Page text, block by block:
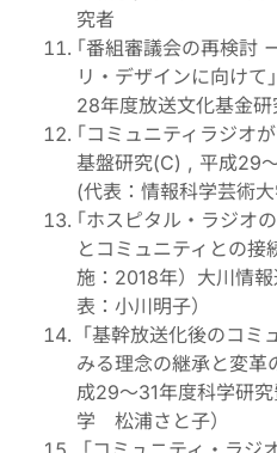
究者
｢番組審議会の再検討
リ・デザインに向け
28年度放送文化基金研
｢コミュニティラジオ
基盤研究(C) , 平成29
(代表：情報科学芸術大
｢ホスピタル・ラジオ
とコミュニティとの接
施：2018年）大川情
表：小川明子）
｢基幹放送化後のコ
みる理念の継承と変
成29〜31年度科学研
学 松浦さと子）